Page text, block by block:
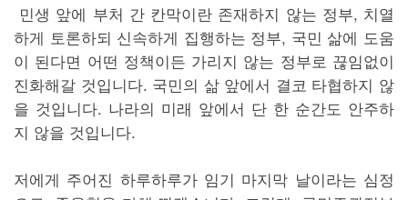
민생 앞에 부처 간 칸막이란 존재하지 않는 정부, 치열
하게 토론하되 신속하게 집행하는 정부, 국민 삶에 도움
이 된다면 어떤 정책이든 가리지 않는 정부로 끊임없이
진화해갈 것입니다. 국민의 삶 앞에서 결코 타협하지 않
을 것입니다. 나라의 미래 앞에서 단 한 순간도 안주하
지 않을 것입니다.
저에게 주어진 하루하루가 임기 마지막 날이라는 심정